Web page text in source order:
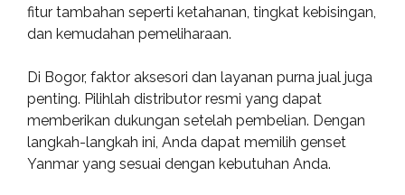
fitur tambahan seperti ketahanan, tingkat kebisingan,
dan kemudahan pemeliharaan.
Di Bogor, faktor aksesori dan layanan purna jual juga
penting. Pilihlah distributor resmi yang dapat
memberikan dukungan setelah pembelian. Dengan
langkah-langkah ini, Anda dapat memilih genset
Yanmar yang sesuai dengan kebutuhan Anda.